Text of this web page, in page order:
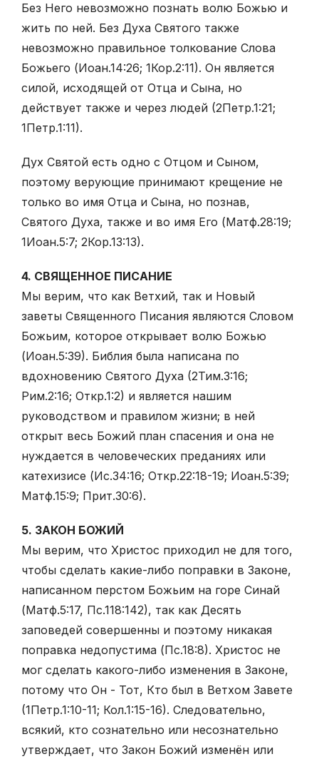
Без Него невозможно познать волю Божью и
жить по ней. Без Духа Святого также
невозможно правильное толкование Слова
Божьего (Иоан.14:26; 1Кор.2:11). Он является
силой, исходящей от Отца и Сына, но
действует также и через людей (2Петр.1:21;
1Петр.1:11).
Дух Святой есть одно с Отцом и Сыном,
поэтому верующие принимают крещение не
только во имя Отца и Сына, но познав,
Святого Духа, также и во имя Его (Матф.28:19;
1Иоан.5:7; 2Кор.13:13).
4. СВЯЩЕННОЕ ПИСАНИЕ
Мы верим, что как Ветхий, так и Новый
заветы Священного Писания являются Словом
Божьим, которое открывает волю Божью
(Иоан.5:39). Библия была написана по
вдохновению Святого Духа (2Тим.3:16;
Рим.2:16; Откр.1:2) и является нашим
руководством и правилом жизни; в ней
открыт весь Божий план спасения и она не
нуждается в человеческих преданиях или
катехизисе (Ис.34:16; Откр.22:18-19; Иоан.5:39;
Матф.15:9; Прит.30:6).
5. ЗАКОН БОЖИЙ
Мы верим, что Христос приходил не для того,
чтобы сделать какие-либо поправки в Законе,
написанном перстом Божьим на горе Синай
(Матф.5:17, Пс.118:142), так как Десять
заповедей совершенны и поэтому никакая
поправка недопустима (Пс.18:8). Христос не
мог сделать какого-либо изменения в Законе,
потому что Он - Тот, Кто был в Ветхом Завете
(1Петр.1:10-11; Кол.1:15-16). Следовательно,
всякий, кто сознательно или несознательно
утверждает, что Закон Божий изменён или